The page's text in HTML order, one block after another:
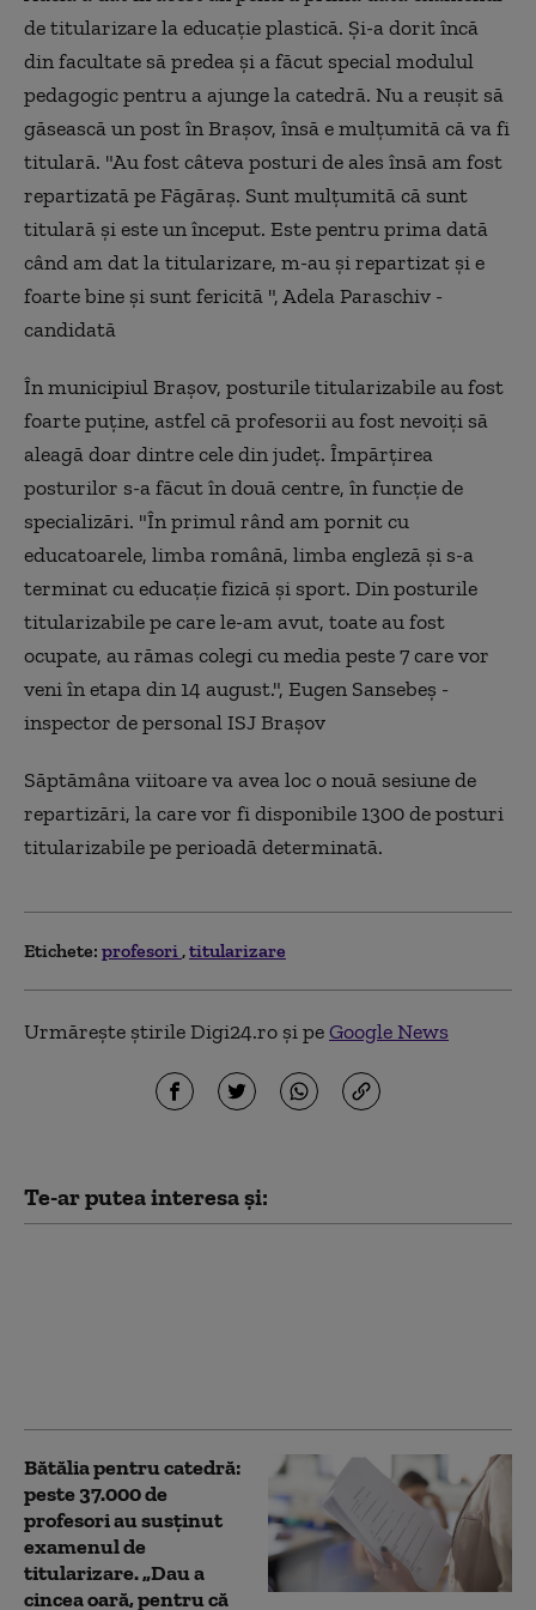
de titularizare la educaţie plastică. Şi-a dorit încă
din facultate să predea şi a făcut special modulul
pedagogic pentru a ajunge la catedră. Nu a reuşit să
găsească un post în Braşov, însă e mulţumită că va fi
titulară. "Au fost câteva posturi de ales însă am fost
repartizată pe Făgăraş. Sunt mulţumită că sunt
titulară şi este un început. Este pentru prima dată
când am dat la titularizare, m-au şi repartizat şi e
foarte bine şi sunt fericită ", Adela Paraschiv -
candidată
În municipiul Braşov, posturile titularizabile au fost
foarte puţine, astfel că profesorii au fost nevoiţi să
aleagă doar dintre cele din judeţ. Împărţirea
posturilor s-a făcut în două centre, în funcţie de
specializări. "În primul rând am pornit cu
educatoarele, limba română, limba engleză şi s-a
terminat cu educaţie fizică şi sport. Din posturile
titularizabile pe care le-am avut, toate au fost
ocupate, au rămas colegi cu media peste 7 care vor
veni în etapa din 14 august.", Eugen Sansebeş -
inspector de personal ISJ Braşov
Săptămâna viitoare va avea loc o nouă sesiune de
repartizări, la care vor fi disponibile 1300 de posturi
titularizabile pe perioadă determinată.
Etichete: profesori titularizare
Urmărește știrile Digi24.ro și peGoogle News
Te-ar putea interesa și:
Bătălia pentru catedră:
peste 37.000 de
profesori au susținut
examenul de
titularizare. „Dau a
cincea oară, pentru că